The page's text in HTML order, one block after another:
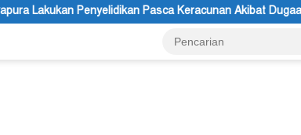
Pasca Keracunan Akibat Dugaan Menu MBG di Depapre